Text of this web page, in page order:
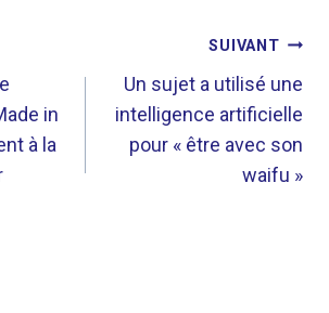
in
à la
SUIVANT
Un sujet a utilisé une
intelligence artificielle
pour « être avec son
waifu »